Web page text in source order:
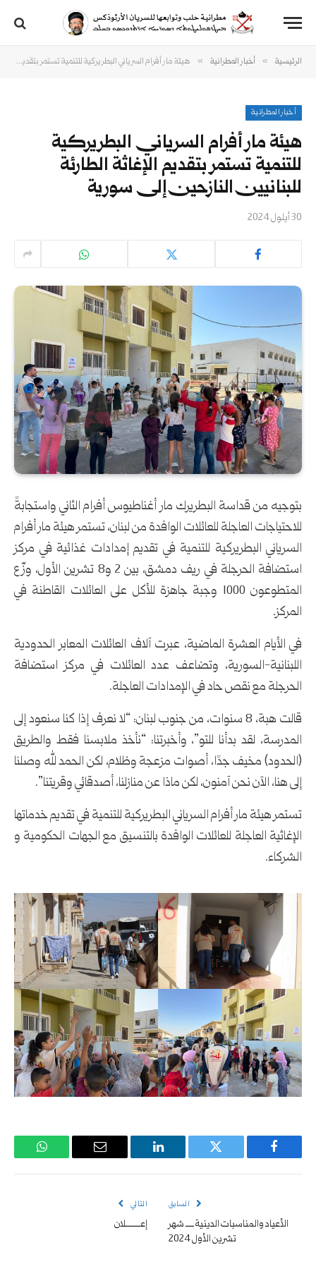
الرئيسية » أخبار المطرانية » هيئة مار أفرام السرياني البطريركية للتنمية تستمر بتقديم الإغاثة الطارئة للبنانيين النازحين إلى سورية
أخبار المطرانية
هيئة مار أفرام السرياني البطريركية
للتنمية تستمر بتقديم الإغاثة الطارئة
للبنانيين النازحين إلى سورية
30 أيلول 2024
بتوجيه من قداسة البطريرك مار أغناطيوس أفرام الثاني واستجابةً
للاحتياجات العاجلة للعائلات الوافدة من لبنان، تستمر هيئة مار أفرام
السرياني البطريركية للتنمية في تقديم إمدادات غذائية في مركز
استضافة الحرجلة في ريف دمشق، بين 2 و8 تشرين الأول، وزّع
المتطوعون 1000 وجبة جاهزة للأكل على العائلات القاطنة في
المركز.
في الأيام العشرة الماضية، عبرت آلاف العائلات المعابر الحدودية
اللبنانية-السورية، وتضاعف عدد العائلات في مركز استضافة
الحرجلة مع نقص حاد في الإمدادات العاجلة.
قالت هبة، 8 سنوات، من جنوب لبنان: “لا نعرف إذا كنا سنعود إلى
المدرسة، لقد بدأنا للتو”، وأخبرتنا: “نأخذ ملابسنا فقط والطريق
(الحدود) مخيف جدًا، أصوات مزعجة وظلام، لكن الحمد لله وصلنا
إلى هنا، الآن نحن آمنون، لكن ماذا عن منازلنا، أصدقائي وقريتنا”.
تستمر هيئة مار أفرام السرياني البطريركية للتنمية في تقديم خدماتها
الإغاثية العاجلة للعائلات الوافدة بالتنسيق مع الجهات الحكومية و
الشركاء.
فيسبوك تويتر لينكدإن
البريد
واتساب
السابق
الأعياد والمناسبات الدينية ــــ شهر
تشرين الأول 2024
التالي
إعـــــــلان